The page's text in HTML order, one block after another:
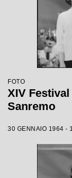
FOTO
XIV
Sanremo
30 GENNAIO 1964 -